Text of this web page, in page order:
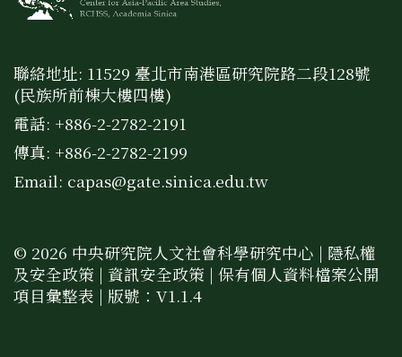
聯絡地址: 11529 臺北市南港區研究院路二段128號
(民族所前棟大樓四樓)
電話: +886-2-2782-2191
傳真: +886-2-2782-2199
Email: capas@gate.sinica.edu.tw
© 2026 中央研究院人文社會科學研究中心 | 隱私權
及安全政策 | 資訊安全政策 | 保有個人資料檔案公開
項目彙整表 | 版號：V1.1.4